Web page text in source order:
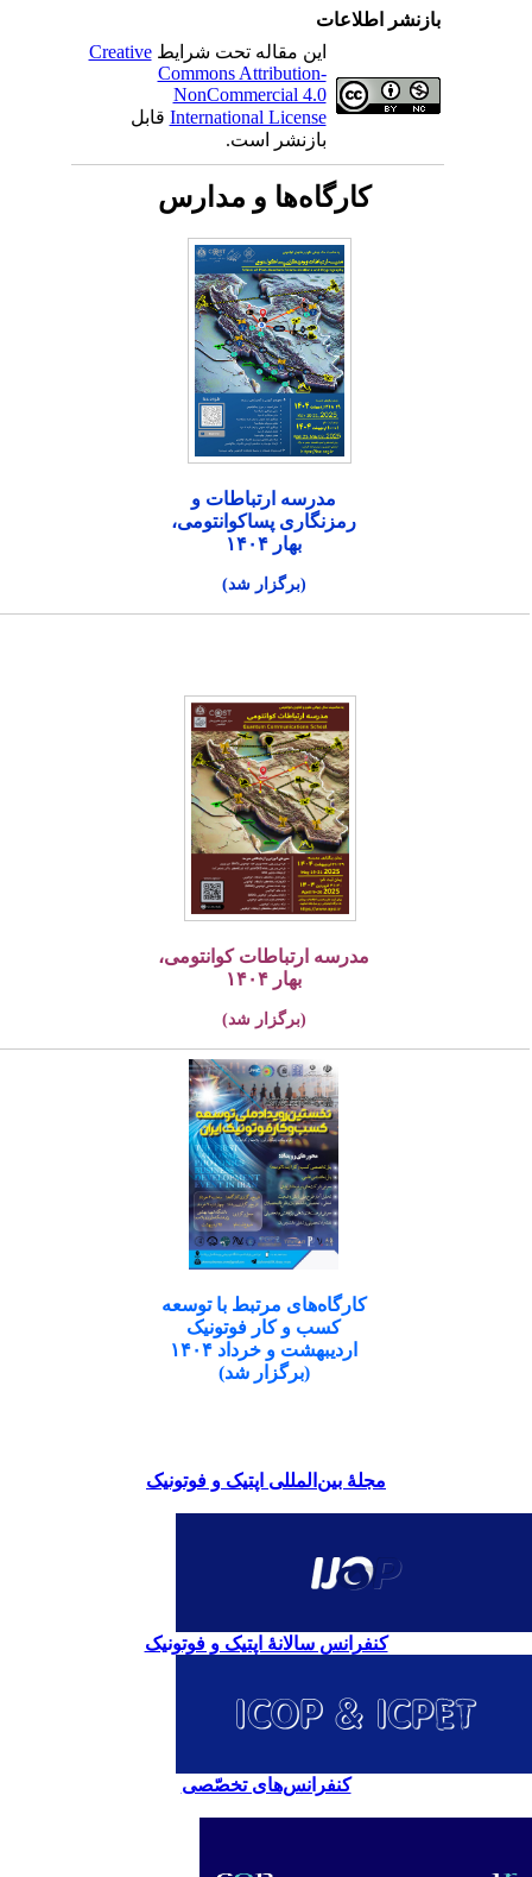
بازنشر اطلاعات
این مقاله تحت شرایطCreative
Commons Attribution-
NonCommercial 4.0
International Licenseقابل
بازنشر است.
کارگاه‌ها و مدارس
مدرسه ارتباطات و
رمزنگاری پساکوانتومی،
بهار ۱۴۰۴
(برگزار شد)
مدرسه ارتباطات کوانتومی،
بهار ۱۴۰۴
(برگزار شد)
کارگاه‌های مرتبط با توسعه
کسب و کار فوتونیک
اردیبهشت و خرداد ۱۴۰۴
(برگزار شد)
مجلۀ بین‌المللی اپتیک و فوتونیک
کنفرانس سالانۀ اپتیک و فوتونیک
کنفرانس‌های تخصّصی